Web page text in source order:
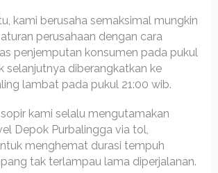
kami berusaha semaksimal mungkin
perusahaan dengan cara
penjemputan konsumen pada pukul
selanjutnya diberangkatkan ke
lambat pada pukul 21:00 wib.
kami selalu mengutamakan
Depok Purbalingga via tol,
menghemat durasi tempuh
tak terlampau lama diperjalanan.